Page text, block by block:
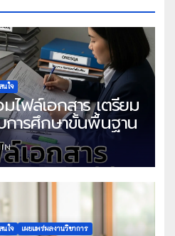
นใจ
ไฟล์เอกสาร เตรียม
การศึกษาขั้นพื้นฐาน
นใจ
เผยแพร่ผลงานวิชาการ